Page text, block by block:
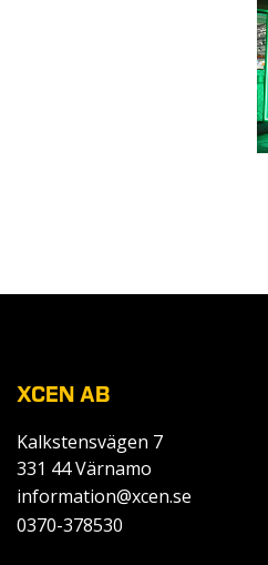
XCEN AB
Kalkstensvägen 7
331 44 Värnamo
information@xcen.se
0370-378530